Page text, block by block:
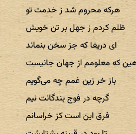
هرکه محروم شد ز خدمت تو
ظلم کردم ز جهل بر تن خویش
ای دریغا که جز سخن بنماند
که معلومم از جهان جانیست
باز خر زین غمم چه می‌گویم
گرچه در فوج بندگانت نیم
فرق این است کز خراسانم